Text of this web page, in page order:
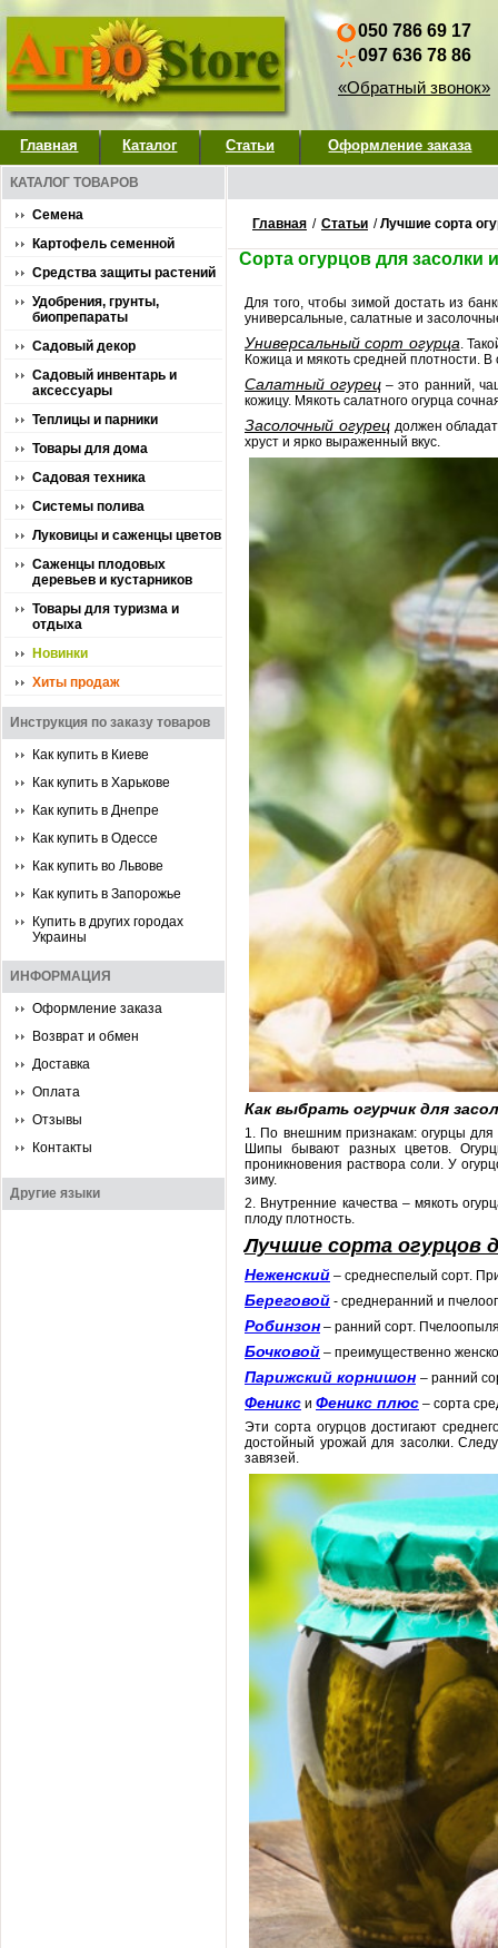
050 786 69 17
097 636 78 86
«Обратный звонок»
Главная Каталог Статьи Оформление заказа
КАТАЛОГ ТОВАРОВ
Семена
Картофель семенной
Средства защиты растений
Удобрения, грунты,
биопрепараты
Садовый декор
Садовый инвентарь и
аксессуары
Теплицы и парники
Товары для дома
Садовая техника
Системы полива
Луковицы и саженцы цветов
Саженцы плодовых
деревьев и кустарников
Товары для туризма и
отдыха
Новинки
Хиты продаж
Инструкция по заказу товаров
Как купить в Киеве
Как купить в Харькове
Как купить в Днепре
Как купить в Одессе
Как купить во Львове
Как купить в Запорожье
Купить в других городах
Украины
ИНФОРМАЦИЯ
Оформление заказа
Возврат и обмен
Доставка
Оплата
Отзывы
Контакты
Другие языки
Главная / Статьи /Лучшие сорта
Сорта огурцов для засолки
Для того, чтобы зимой достать из
универсальные, салатные и
Универсальный сорт огурца.
Кожица и мякоть средней плотности. В
Салатный огурец – это ранний,
кожицу. Мякоть салатного огурца
Засолочный огурецдолжен
хруст и ярко выраженный вкус.
Как выбрать огурчик для
1. По внешним признакам: огурцы
Шипы бывают разных цветов.
проникновения раствора соли. У
зиму.
2. Внутренние качества – мякоть
плоду плотность.
Лучшие сорта огурцов
Неженский – среднеспелый сорт.
Береговой - среднеранний и
Робинзон – ранний сорт.
Бочковой – преимущественно
Парижский корнишон – ранний
Феникс и Феникс плюс – сорта
Эти сорта огурцов достигают
достойный урожай для засолки.
завязей.